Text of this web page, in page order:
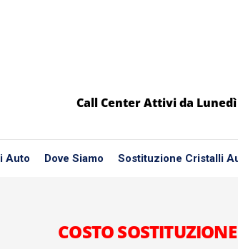
Call Center Attivi da
Auto Dove Siamo Sostituzione Cristalli
COSTO